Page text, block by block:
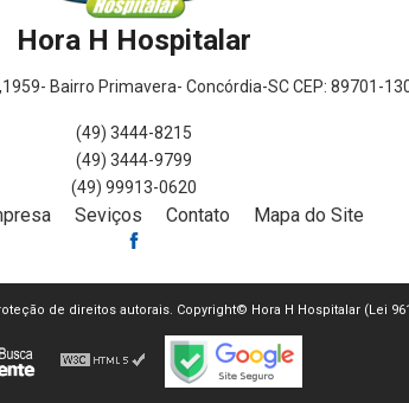
Hora H Hospitalar
Bairro Primavera- Concórdia-SC CEP: 89701-
(49) 3444-8215
(49) 3444-9799
(49) 99913-0620
Seviços Contato Mapa do Site
de direitos autorais. Copyright© Hora H Hospitalar (Lei